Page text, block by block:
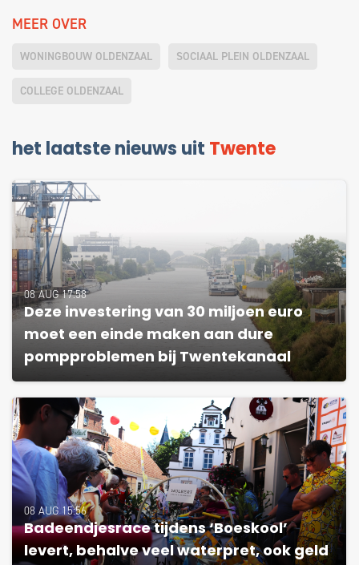
MEER OVER
WONINGBOUW OLDENZAAL SOCIAAL PLEIN OLDENZAAL
COLLEGE OLDENZAAL
het laatste nieuws uit Twente
08 AUG 17:58
Deze investering van 30 miljoen euro
moet een einde maken aan dure
pompproblemen bij Twentekanaal
08 AUG 15:56
Badeendjesrace tijdens ‘Boeskool’
levert, behalve veel waterpret, ook geld